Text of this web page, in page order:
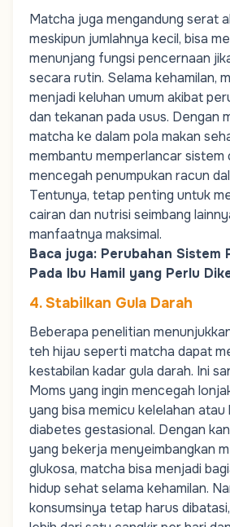
Matcha juga mengandung serat
meskipun jumlahnya kecil, bisa
menunjang fungsi pencernaan
secara rutin. Selama kehamilan,
menjadi keluhan umum akibat
dan tekanan pada usus. Dengan
matcha ke dalam pola makan
membantu memperlancar sistem
mencegah penumpukan racun
Tentunya, tetap penting untuk
cairan dan nutrisi seimbang
manfaatnya maksimal.
Baca juga: Perubahan Sistem
Pada Ibu Hamil yang Perlu
4. Stabilkan Gula Darah
Beberapa penelitian
teh hijau seperti matcha dapat
kestabilan kadar gula darah. Ini
Moms yang ingin mencegah
yang bisa memicu kelelahan
diabetes gestasional. Dengan
yang bekerja menyeimbangkan
glukosa, matcha bisa menjadi
hidup sehat selama kehamilan.
konsumsinya tetap harus